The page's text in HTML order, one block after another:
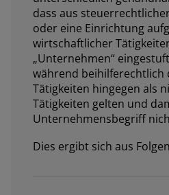
dass aus
oder eine Einrichtung
wirtschaftlicher
„Unternehmen“
während beihilferechtlich
Tätigkeiten hingegen als
Tätigkeiten gelten und
Unternehmensbegriff
Dies ergibt sich aus